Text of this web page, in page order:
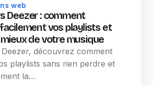
web
Deezer : comment
vos playlists et
de votre musique
découvrez comment
playlists sans rien perdre et
la…